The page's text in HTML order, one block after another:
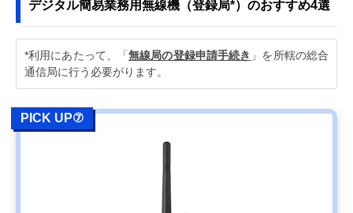
デジタル簡易業務用無線機（登録局*）のおすすめ4選
*利用にあたって、「無線局の登録申請手続き 」を所轄の総合
通信局に行う必要がります。
PICK UP⑦